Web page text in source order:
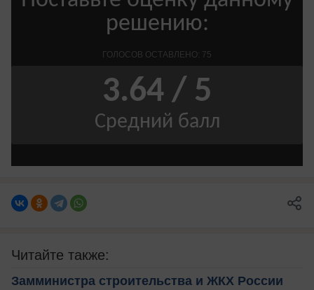
Читайте также:
Замминистра строительства и ЖКХ России